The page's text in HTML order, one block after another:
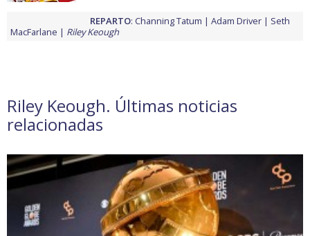
REPARTO: Channing Tatum Adam Driver
Seth
MacFarlane
Riley Keough
Riley Keough. Últimas noticias
relacionadas